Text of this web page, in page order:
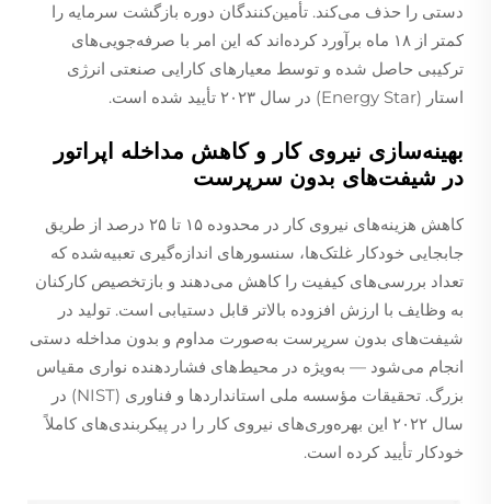
دستی را حذف می‌کند. تأمین‌کنندگان دوره بازگشت سرمایه را
کمتر از ۱۸ ماه برآورد کرده‌اند که این امر با صرفه‌جویی‌های
ترکیبی حاصل شده و توسط معیارهای کارایی صنعتی انرژی
استار (Energy Star) در سال ۲۰۲۳ تأیید شده است.
بهینه‌سازی نیروی کار و کاهش مداخله اپراتور
در شیفت‌های بدون سرپرست
کاهش هزینه‌های نیروی کار در محدوده ۱۵ تا ۲۵ درصد از طریق
جابجایی خودکار غلتک‌ها، سنسورهای اندازه‌گیری تعبیه‌شده که
تعداد بررسی‌های کیفیت را کاهش می‌دهند و بازتخصیص کارکنان
به وظایف با ارزش افزوده بالاتر قابل دستیابی است. تولید در
شیفت‌های بدون سرپرست به‌صورت مداوم و بدون مداخله دستی
انجام می‌شود — به‌ویژه در محیط‌های فشاردهنده نواری مقیاس
بزرگ. تحقیقات مؤسسه ملی استانداردها و فناوری (NIST) در
سال ۲۰۲۲ این بهره‌وری‌های نیروی کار را در پیکربندی‌های کاملاً
خودکار تأیید کرده است.